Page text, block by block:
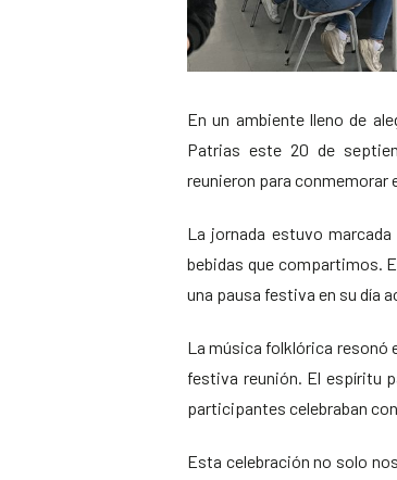
En un ambiente lleno de
Patrias este 20 de
reunieron para conmemorar
La jornada estuvo
bebidas que compartimos.
una pausa festiva en su día
La música folklórica resonó
festiva reunión. El espíritu
participantes celebraban
Esta celebración no solo